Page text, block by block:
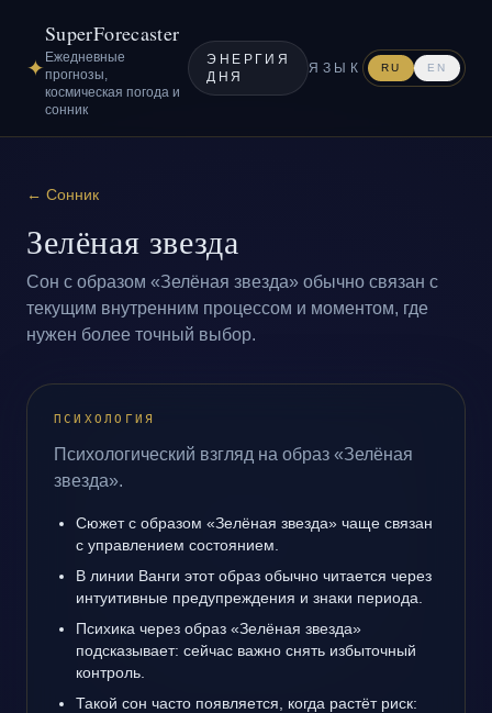
✦
SuperForecaster
Ежедневные
прогнозы,
космическая погода и
сонник
ЭНЕРГИЯ
ДНЯ
ЯЗЫК RU EN
← Сонник
Зелёная звезда
Сон с образом «Зелёная звезда» обычно связан с
текущим внутренним процессом и моментом, где
нужен более точный выбор.
ПСИХОЛОГИЯ
Психологический взгляд на образ «Зелёная
звезда».
Сюжет с образом «Зелёная звезда» чаще связан
с управлением состоянием.
В линии Ванги этот образ обычно читается через
интуитивные предупреждения и знаки периода.
Психика через образ «Зелёная звезда»
подсказывает: сейчас важно снять избыточный
контроль.
Такой сон часто появляется, когда растёт риск: